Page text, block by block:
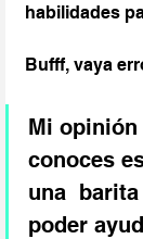
habilidades
Bufff, vaya
Mi opinión
conoces
una
poder